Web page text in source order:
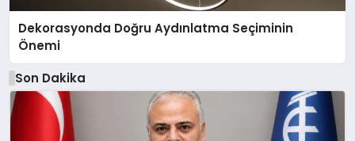
Dekorasyonda Doğru Aydınlatma Seçiminin
Önemi
Son Dakika